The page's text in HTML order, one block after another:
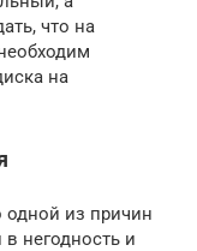
что на
на
одной из причин
негодность и